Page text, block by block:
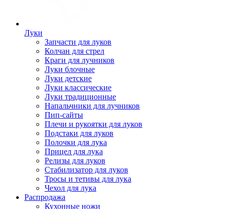
Луки
Запчасти для луков
Колчан для стрел
Краги для лучников
Луки блочные
Луки детские
Луки классические
Луки традиционные
Напальчники для лучников
Пип-сайты
Плечи и рукоятки для луков
Подстаки для луков
Полочки для лука
Прицел для лука
Релизы для луков
Стабилизатор для луков
Тросы и тетивы для лука
Чехол для лука
Распродажа
Кухонные ножи